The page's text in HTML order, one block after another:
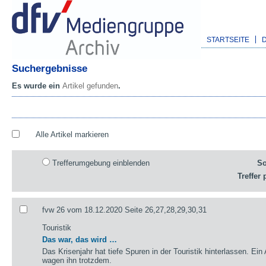
STARTSEITE
Suchergebnisse
Es wurde ein Artikel gefunden.
Alle Artikel markieren
Trefferumgebung einblenden
Treffer
fvw 26 vom 18.12.2020 Seite 26,27,28,29,30,31
Touristik
Das war, das wird …
Das Krisenjahr hat tiefe Spuren in der Touristik hinterlassen.
wagen ihn trotzdem.